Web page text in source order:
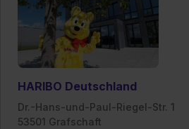
HARIBO Deutschland
Dr.-Hans-und-Paul-Riegel-Str. 1
53501 Grafschaft